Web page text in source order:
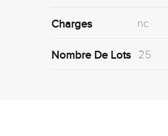
Charges nc
Nombre De Lots 25